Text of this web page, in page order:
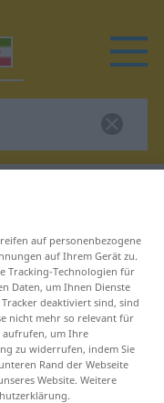
für
auf personenbezogene
auf Ihrem Gerät zu.
Tracking-Technologien für
Daten, um Ihnen Dienste
deaktiviert sind, sind
nicht mehr so relevant für
aufrufen, um Ihre
zu widerrufen, indem Sie
Rand der Webseite
Website. Weitere